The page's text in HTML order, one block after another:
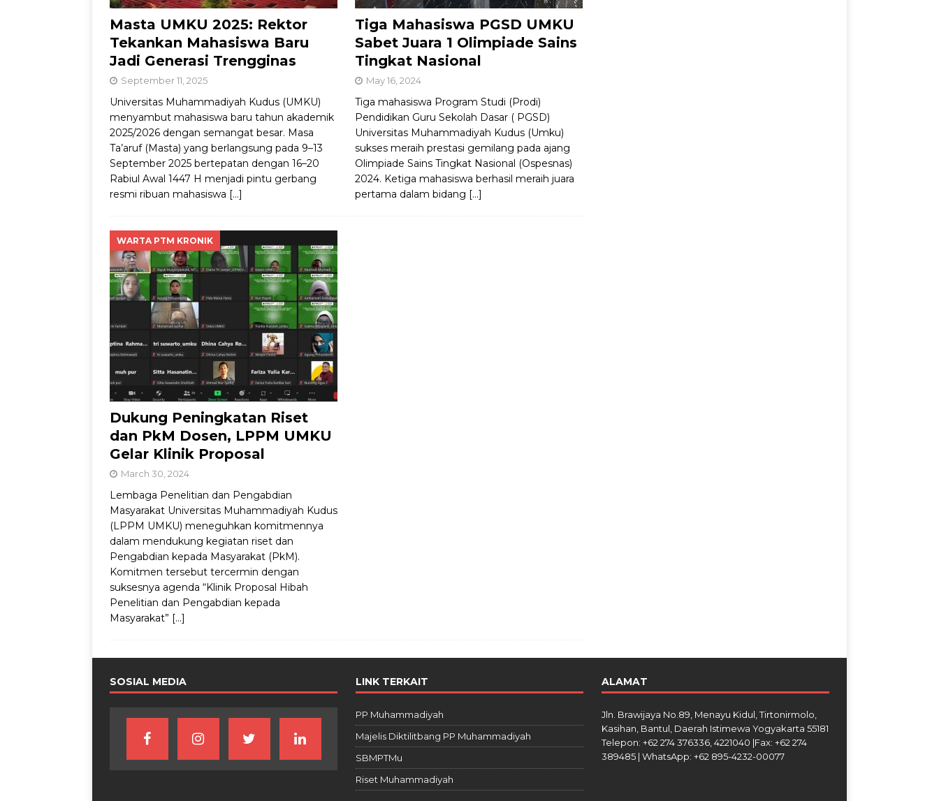
Masta UMKU 2025: Rektor
Tekankan Mahasiswa Baru
Jadi Generasi Trengginas
September 11, 2025
Universitas Muhammadiyah Kudus (UMKU)
menyambut mahasiswa baru tahun akademik
2025/2026 dengan semangat besar. Masa
Ta’aruf (Masta) yang berlangsung pada 9–13
September 2025 bertepatan dengan 16–20
Rabiul Awal 1447 H menjadi pintu gerbang
resmi ribuan mahasiswa […]
Tiga Mahasiswa PGSD UMKU
Sabet Juara 1 Olimpiade Sains
Tingkat Nasional
May 16, 2024
Tiga mahasiswa Program Studi (Prodi)
Pendidikan Guru Sekolah Dasar ( PGSD)
Universitas Muhammadiyah Kudus (Umku)
sukses meraih prestasi gemilang pada ajang
Olimpiade Sains Tingkat Nasional (Ospesnas)
2024. Ketiga mahasiswa berhasil meraih juara
pertama dalam bidang […]
WARTA PTM KRONIK
Dukung Peningkatan Riset
dan PkM Dosen, LPPM UMKU
Gelar Klinik Proposal
March 30, 2024
Lembaga Penelitian dan Pengabdian
Masyarakat Universitas Muhammadiyah Kudus
(LPPM UMKU) meneguhkan komitmennya
dalam mendukung kegiatan riset dan
Pengabdian kepada Masyarakat (PkM).
Komitmen tersebut tercermin dengan
suksesnya agenda “Klinik Proposal Hibah
Penelitian dan Pengabdian kepada
Masyarakat” […]
SOSIAL MEDIA LINK TERKAIT
PP Muhammadiyah
Majelis Diktilitbang PP Muhammadiyah
SBMPTMu
Riset Muhammadiyah
ALAMAT
Jln. Brawijaya No.89, Menayu Kidul, Tirtonirmolo,
Kasihan, Bantul, Daerah Istimewa Yogyakarta 55181
Telepon: +62 274 376336, 4221040 |Fax: +62 274
389485 | WhatsApp: +62 895-4232-00077